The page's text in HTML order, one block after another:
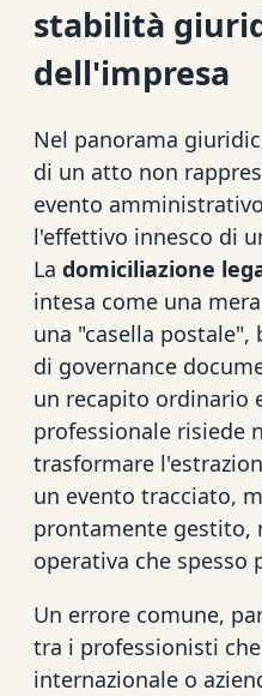
stabilità
dell'impresa
Nel panorama
di un atto non
evento
l'effettivo innesco di
La domiciliazione
intesa come una
una "casella
di governance
un recapito ordinario
professionale risiede
trasformare
un evento tracciato,
prontamente gestito,
operativa che spesso
Un errore comune,
tra i professionisti
internazionale o